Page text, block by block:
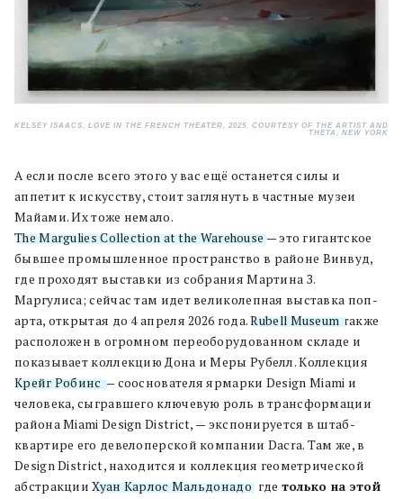
KELSEY ISAACS, LOVE IN THE FRENCH THEATER, 2025. COURTESY OF THE ARTIST AND
THETA, NEW YORK
А если после всего этого у вас ещё останется силы и
аппетит к искусству, стоит заглянуть в частные музеи
Майами. Их тоже немало.
The Margulies Collection at the Warehouse— это гигантское
бывшее промышленное пространство в районе Винвуд,
где проходят выставки из собрания Мартина З.
Маргулиса; сейчас там идет великолепная выставка поп-
арта, открытая до 4 апреля 2026 года.Rubell Museumтакже
расположен в огромном переоборудованном складе и
показывает коллекцию Дона и Меры Рубелл. Коллекция
Крейг Робинс— сооснователя ярмарки Design Miami и
человека, сыгравшего ключевую роль в трансформации
района Miami Design District, — экспонируется в штаб-
квартире его девелоперской компании Dacra. Там же, в
Design District, находится и коллекция геометрической
абстракцииХуан Карлос Мальдонадо, где только на этой